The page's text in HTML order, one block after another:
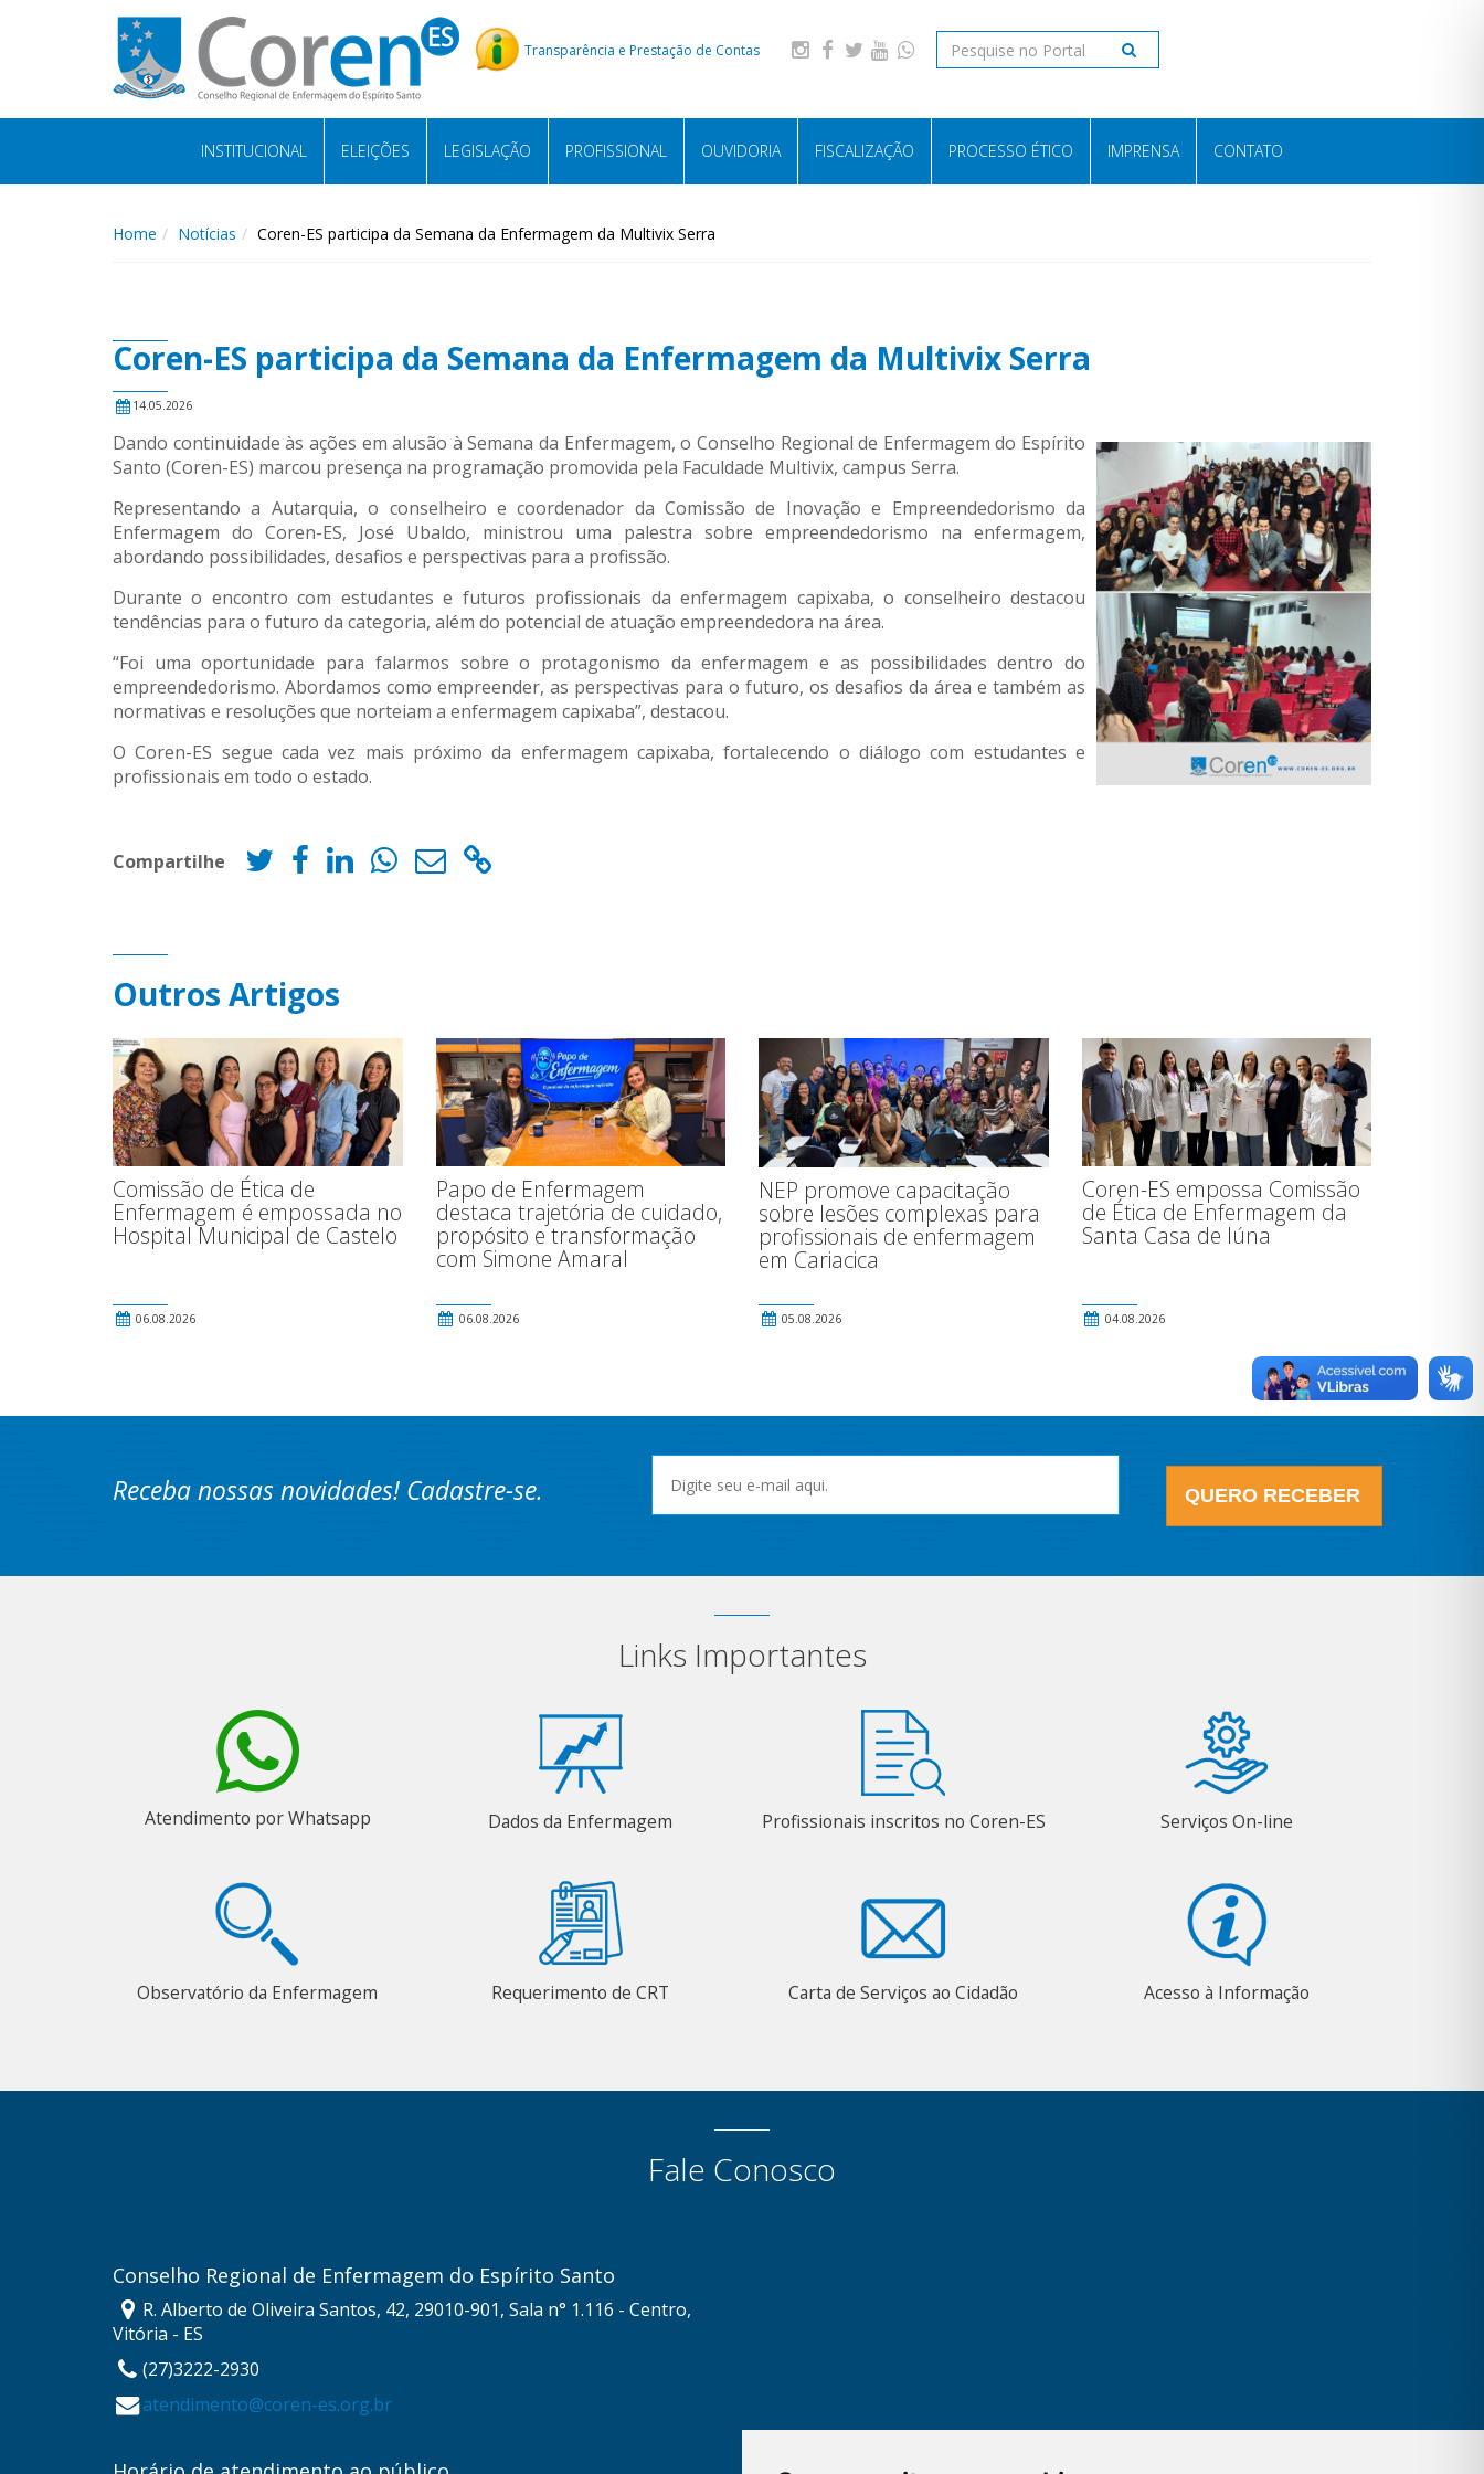
Transparência e Prestação de Contas
INSTITUCIONAL ELEIÇÕES LEGISLAÇÃO PROFISSIONAL OUVIDORIA FISCALIZAÇÃO PROCESSO ÉTICO IMPRENSA CONTATO
Home Notícias Coren-ES participa da Semana da Enfermagem da Multivix Serra
Coren-ES participa da Semana da Enfermagem da Multivix Serra
14.05.2026
Dando continuidade às ações em alusão à Semana da Enfermagem, o Conselho Regional de Enfermagem do Espírito
Santo (Coren-ES) marcou presença na programação promovida pela Faculdade Multivix, campus Serra.
Representando a Autarquia, o conselheiro e coordenador da Comissão de Inovação e Empreendedorismo da
Enfermagem do Coren-ES, José Ubaldo, ministrou uma palestra sobre empreendedorismo na enfermagem,
abordando possibilidades, desafios e perspectivas para a profissão.
Durante o encontro com estudantes e futuros profissionais da enfermagem capixaba, o conselheiro destacou
tendências para o futuro da categoria, além do potencial de atuação empreendedora na área.
“Foi uma oportunidade para falarmos sobre o protagonismo da enfermagem e as possibilidades dentro do
empreendedorismo. Abordamos como empreender, as perspectivas para o futuro, os desafios da área e também as
normativas e resoluções que norteiam a enfermagem capixaba”, destacou.
O Coren-ES segue cada vez mais próximo da enfermagem capixaba, fortalecendo o diálogo com estudantes e
profissionais em todo o estado.
Compartilhe
Outros Artigos
Comissão de Ética de
Enfermagem é empossada no
Hospital Municipal de Castelo
06.08.2026
Papo de Enfermagem
destaca trajetória de cuidado,
propósito e transformação
com Simone Amaral
06.08.2026
NEP promove capacitação
sobre lesões complexas para
profissionais de enfermagem
em Cariacica
05.08.2026
Coren-ES empossa Comissão
de Ética de Enfermagem da
Santa Casa de Iúna
04.08.2026
Receba nossas novidades! Cadastre-se. QUERO RECEBER
Links Importantes
Atendimento por Whatsapp Dados da Enfermagem Profissionais inscritos no Coren-ES Serviços On-line
Observatório da Enfermagem Requerimento de CRT Carta de Serviços ao Cidadão Acesso à Informação
Fale Conosco
Conselho Regional de Enfermagem do Espírito Santo
R. Alberto de Oliveira Santos, 42, 29010-901, Sala n° 1.116 - Centro,
Vitória - ES
(27)3222-2930
atendimento@coren-es.org.br